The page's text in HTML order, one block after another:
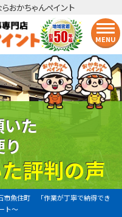
おかちゃんペイント
MENU
いた
評判の声
市魚住町 「作業が丁寧で納得でき
ト〜